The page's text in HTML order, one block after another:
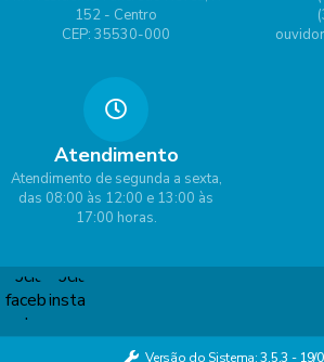
152 - Centro
CEP: 35530-000
Atendimento
Atendimento de segunda a sexta,
das 08:00 às 12:00 e 13:00 às
17:00 horas.
Versão do Sistema:3.5.3 - 19/